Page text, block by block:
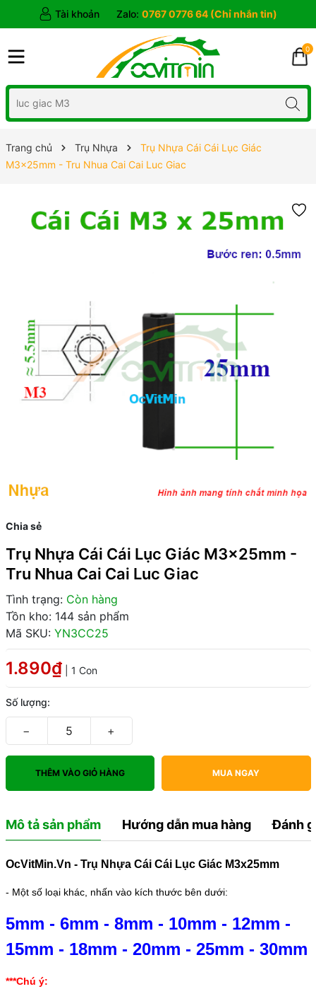
Tài khoản Zalo: 0767 0776 64 (Chỉ nhắn tin)
0
Trang chủ Trụ Nhựa
Trụ Nhựa Cái Cái Lục Giác
M3x25mm - Tru Nhua Cai Cai Luc Giac
Chia sẻ
Trụ Nhựa Cái Cái Lục Giác M3x25mm -
Tru Nhua Cai Cai Luc Giac
Tình trạng: Còn hàng
Tồn kho: 144 sản phẩm
Mã SKU: YN3CC25
1.890₫ | 1 Con
Số lượng:
− +
THÊM VÀO GIỎ HÀNG MUA NGAY
Mô tả sản phẩm Hướng dẫn mua hàng Đánh
OcVitMin.Vn - Trụ Nhựa Cái Cái Lục Giác M3x25mm
- Một số loại khác, nhấn vào kích thước bên dưới:
5mm - 6mm - 8mm - 10mm - 12mm -
15mm - 18mm - 20mm - 25mm - 30mm
***Chú ý: